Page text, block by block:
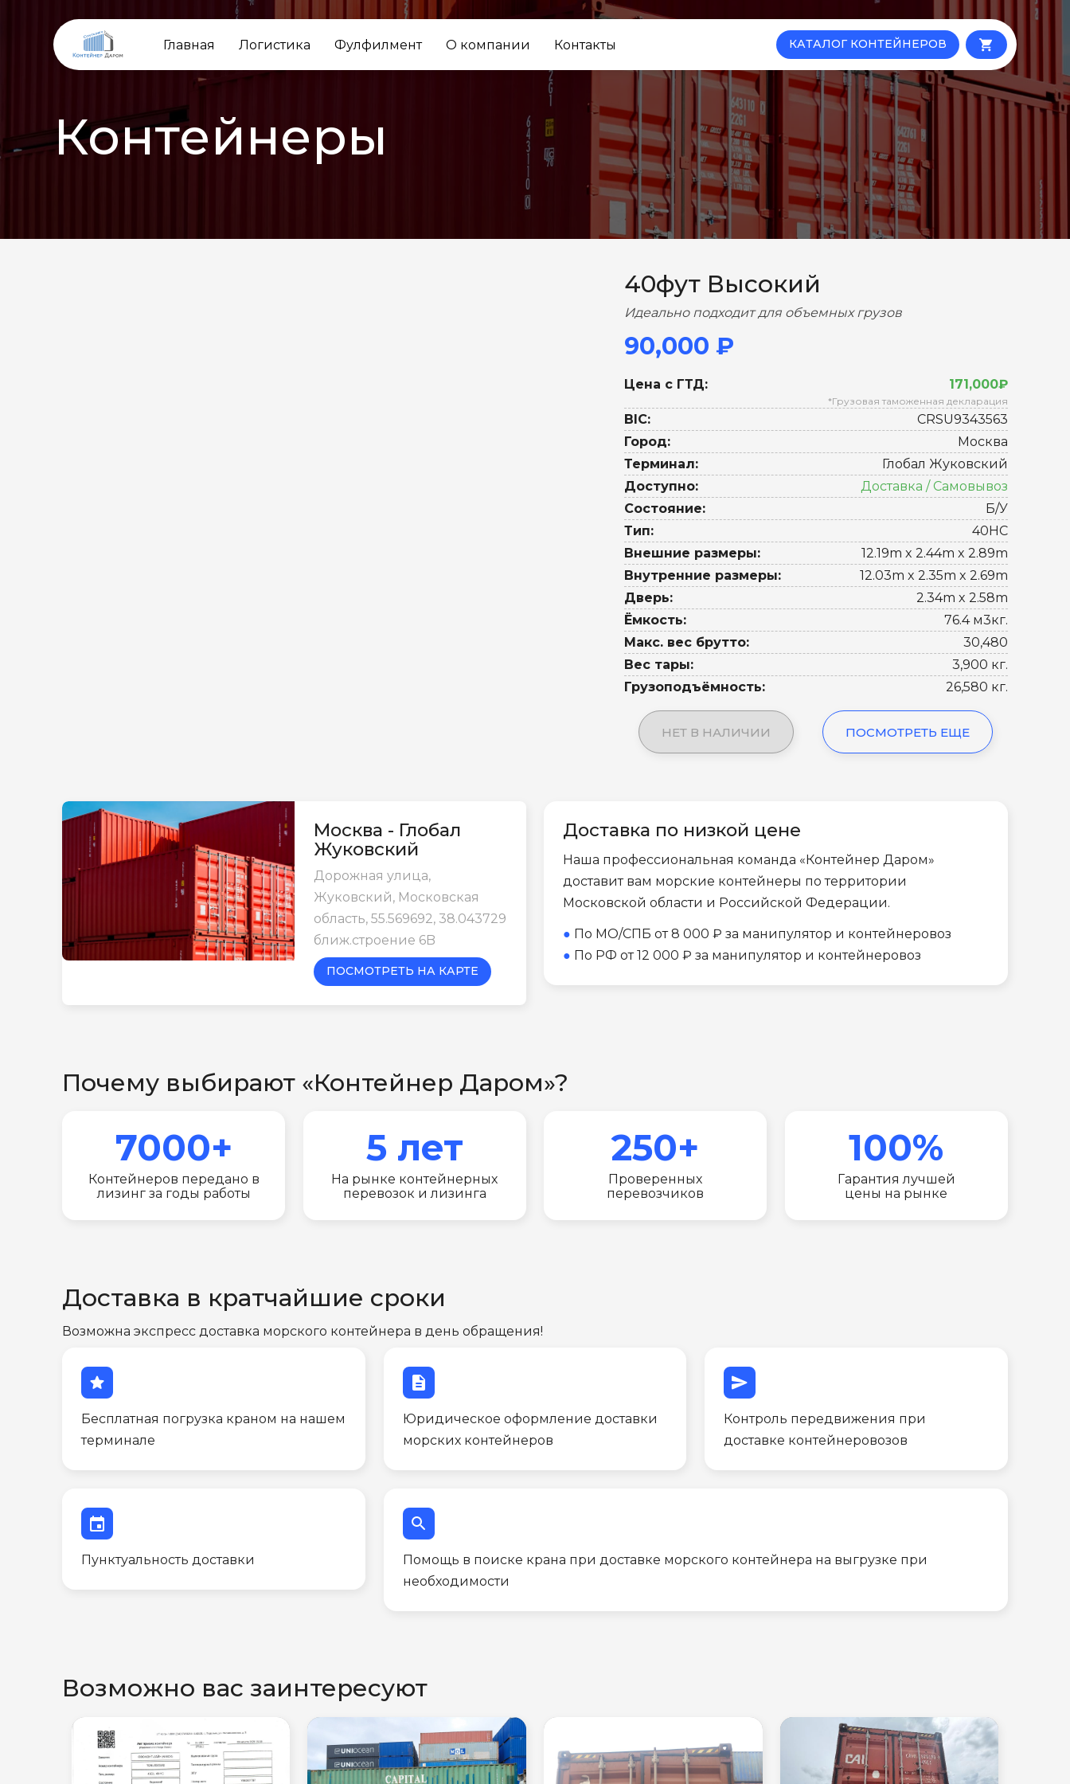
Главная Логистика Фулфилмент О компании Контакты КАТАЛОГ КОНТЕЙНЕРОВ local_grocery_store
Контейнеры
40фут Высокий
Идеально подходит для объемных грузов
90,000 ₽
Цена с ГТД: 171,000₽
*Грузовая таможенная декларация
BIC:
CRSU9343563
Город:
Москва
Терминал:
Глобал Жуковский
Доступно:
Доставка / Самовывоз
Состояние:
Б/У
Тип:
40HC
Внешние размеры:
12.19m x 2.44m x 2.89m
Внутренние размеры:
12.03m x 2.35m x 2.69m
Дверь:
2.34m x 2.58m
Ёмкость:
76.4 м3кг.
Макс. вес брутто:
30,480
Вес тары:
3,900 кг.
Грузоподъёмность:
26,580 кг.
НЕТ В НАЛИЧИИ ПОСМОТРЕТЬ ЕЩЕ
Москва - Глобал
Жуковский
Дорожная улица,
Жуковский, Московская
область, 55.569692, 38.043729
ближ.строение 6B
ПОСМОТРЕТЬ НА КАРТЕ
Доставка по низкой цене
Наша профессиональная команда «Контейнер Даром»
доставит вам морские контейнеры по территории
Московской области и Российской Федерации.
● По МО/СПБ от 8 000 ₽ за манипулятор и контейнеровоз
● По РФ от 12 000 ₽ за манипулятор и контейнеровоз
Почему выбирают «Контейнер Даром»?
7000+
Контейнеров передано в
лизинг за годы работы
5 лет
На рынке контейнерных
перевозок и лизинга
250+
Проверенных
перевозчиков
100%
Гарантия лучшей
цены на рынке
Доставка в кратчайшие сроки
Возможна экспресс доставка морского контейнера в день обращения!
star
Бесплатная погрузка краном на нашем
терминале
description
Юридическое оформление доставки
морских контейнеров
send
Контроль передвижения при
доставке контейнеровозов
event
Пунктуальность доставки
search
Помощь в поиске крана при доставке морского контейнера на выгрузке при
необходимости
Возможно вас заинтересуют